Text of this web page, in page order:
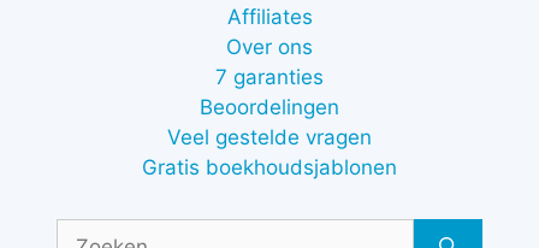
Affiliates
Over ons
7 garanties
Beoordelingen
Veel gestelde vragen
Gratis boekhoudsjablonen